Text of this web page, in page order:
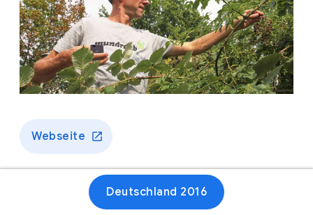
Webseite
Deutschland 2016